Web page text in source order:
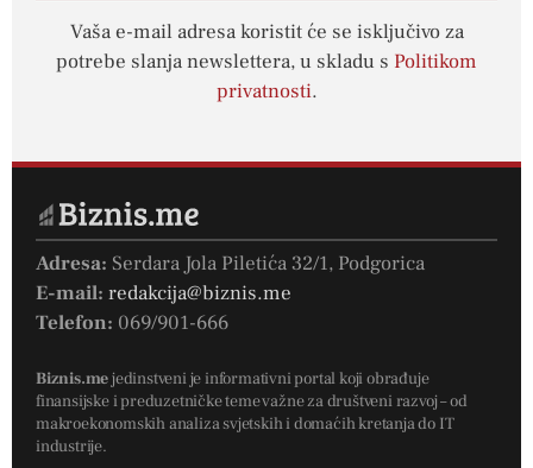
Vaša e-mail adresa koristit će se isključivo za
potrebe slanja newslettera, u skladu s Politikom
privatnosti.
Adresa: Serdara Jola Piletića 32/1, Podgorica
E-mail: redakcija@biznis.me
Telefon: 069/901-666
Biznis.mejedinstveni je informativni portal koji obrađuje
finansijske i preduzetničke teme važne za društveni razvoj – od
makroekonomskih analiza svjetskih i domaćih kretanja do IT
industrije.